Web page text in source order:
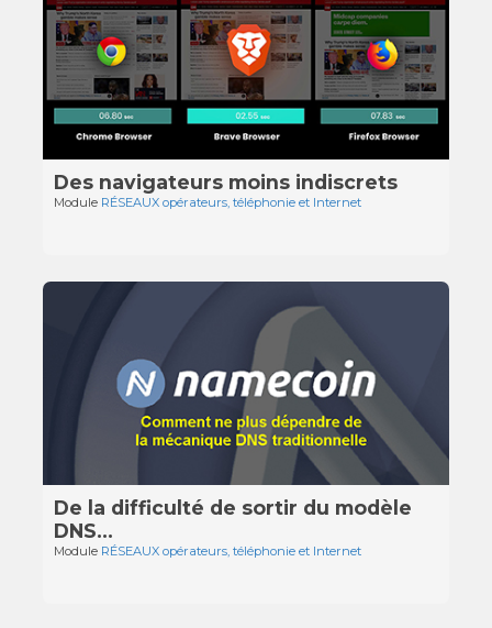
Des navigateurs moins indiscrets
Module RÉSEAUX opérateurs, téléphonie et Internet
De la difficulté de sortir du modèle
DNS…
Module RÉSEAUX opérateurs, téléphonie et Internet